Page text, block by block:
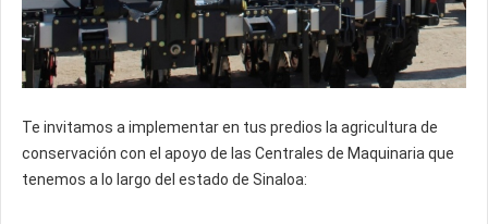
Te invitamos a implementar en tus predios la agricultura de
conservación con el apoyo de las Centrales de Maquinaria que
tenemos a lo largo del estado de Sinaloa: